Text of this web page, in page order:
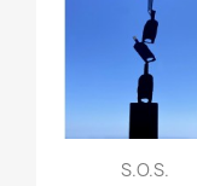
S.O.S.